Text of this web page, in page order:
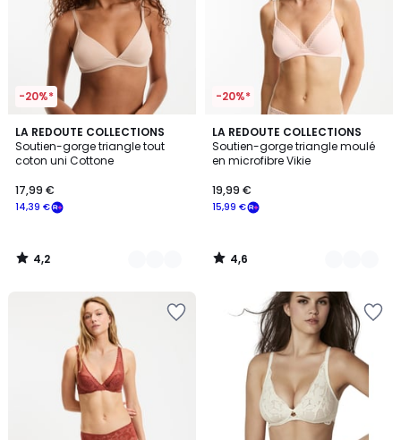
-20%*
LA REDOUTE COLLECTIONS
Soutien-gorge triangle tout
coton uni Cottone
€
souscrivez
notre
programme
14,39 €
17,99 €
4,2
/ 5
4
Couleurs
4,2
/
-20%*
LA REDOUTE COLLECTIONS
Soutien-gorge triangle moulé
en microfibre Vikie
15,99 €
19,99 €
4,6
/ 5
3
Couleurs
4,6
/